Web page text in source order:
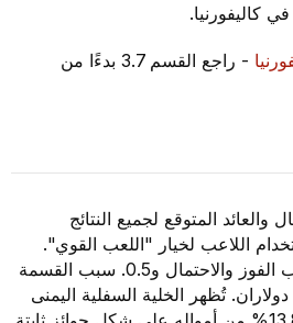
- راجع القسم 3.7 بدءًا من
المتوقع لجميع النتائج
اللاعب لخيار "اللعب القوي".
عمود العائد هو حاصل ضرب الفوز والاحتمال و0.5. سبب القسمة
تُظهر الخلية السفلية اليمنى